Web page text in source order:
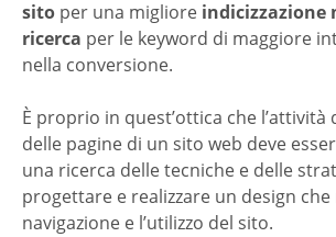
sito per una migliore indicizzazione
ricerca per le keyword di maggiore
nella conversione.
È proprio in quest’ottica che l’attività
delle pagine di un sito web deve
una ricerca delle tecniche e delle
progettare e realizzare un design che
navigazione e l’utilizzo del sito.